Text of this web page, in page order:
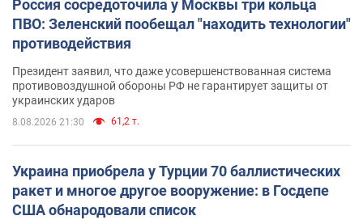
Россия сосредоточила у Москвы три кольца
ПВО: Зеленский пообещал "находить технологии"
противодействия
Президент заявил, что даже усовершенствованная система
противовоздушной обороны РФ не гарантирует защиты от
украинских ударов
8.08.2026 21:30 61,2 т.
Украина приобрела у Турции 70 баллистических
ракет и многое другое вооружение: в Госдепе
США обнародовали список